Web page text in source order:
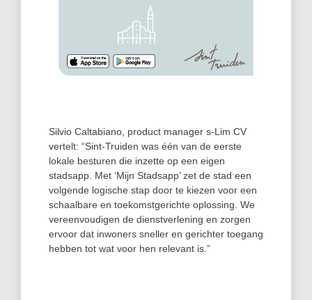
Silvio Caltabiano, product manager s-Lim CV
vertelt: “Sint‑Truiden was één van de eerste
lokale besturen die inzette op een eigen
stadsapp. Met ‘Mijn Stadsapp’ zet de stad een
volgende logische stap door te kiezen voor een
schaalbare en toekomstgerichte oplossing. We
vereenvoudigen de dienstverlening en zorgen
ervoor dat inwoners sneller en gerichter toegang
hebben tot wat voor hen relevant is.”